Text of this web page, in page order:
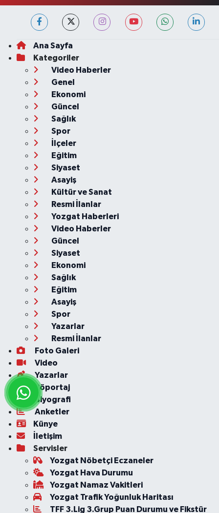
Ana Sayfa
Kategoriler
Video Haberler
Genel
Ekonomi
Güncel
Sağlık
Spor
İlçeler
Eğitim
Siyaset
Asayiş
Kültür ve Sanat
Resmi İlanlar
Yozgat Haberleri
Video Haberler
Güncel
Siyaset
Ekonomi
Sağlık
Eğitim
Asayiş
Spor
Yazarlar
Resmi İlanlar
Foto Galeri
Video
Yazarlar
Röportaj
Biyografi
Anketler
Künye
İletişim
Servisler
Yozgat Nöbetçi Eczaneler
Yozgat Hava Durumu
Yozgat Namaz Vakitleri
Yozgat Trafik Yoğunluk Haritası
TFF 3.Lig 3.Grup Puan Durumu ve Fikstür